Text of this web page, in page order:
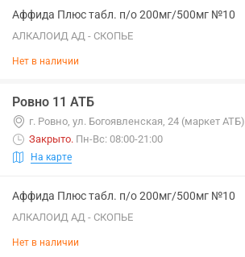
Аффида Плюс табл. п/о 200мг/500мг №10
АЛКАЛОИД АД - СКОПЬЕ
Нет в наличии
Ровно 11 АТБ
г. Ровно, ул. Богоявленская, 24 (маркет АТБ)
Закрыто. Пн-Вс: 08:00-21:00
На карте
Аффида Плюс табл. п/о 200мг/500мг №10
АЛКАЛОИД АД - СКОПЬЕ
Нет в наличии